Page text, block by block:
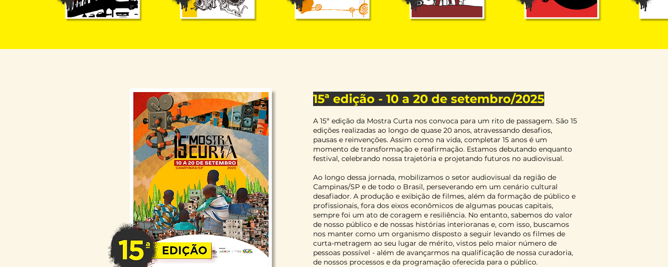
15ª edição - 10 a 20 de setembro/2025
A 15ª edição da Mostra Curta nos convoca para um rito de passagem. São 15
edições realizadas ao longo de quase 20 anos, atravessando desafios,
pausas e reinvenções. Assim como na vida, completar 15 anos é um
momento de transformação e reafirmação. Estamos debutando enquanto
festival, celebrando nossa trajetória e projetando futuros no audiovisual.
Ao longo dessa jornada, mobilizamos o setor audiovisual da região de
Campinas/SP e de todo o Brasil, perseverando em um cenário cultural
desafiador. A produção e exibição de filmes, além da formação de público e
profissionais, fora dos eixos econômicos de algumas poucas capitais,
sempre foi um ato de coragem e resiliência. No entanto, sabemos do valor
de nosso público e de nossas histórias interioranas e, com isso, buscamos
nos manter como um organismo disposto a seguir levando os filmes de
curta-metragem ao seu lugar de mérito, vistos pelo maior número de
pessoas possível - além de avançarmos na qualificação de nossa curadoria,
de nossos processos e da programação oferecida para o público.